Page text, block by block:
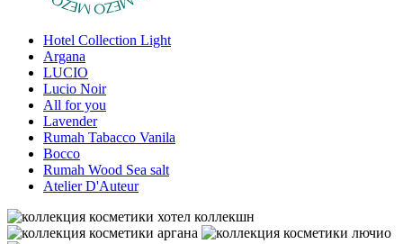
Hotel Collection Light
Argana
LUCIO
Lucio Noir
All for you
Lavender
Rumah Tabacco Vanila
Bocco
Rumah Wood Sea salt
Atelier D'Auteur